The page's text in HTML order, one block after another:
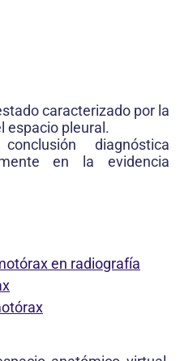
caracterizado por la
espacio pleural.
diagnóstica
en la evidencia
en radiografía